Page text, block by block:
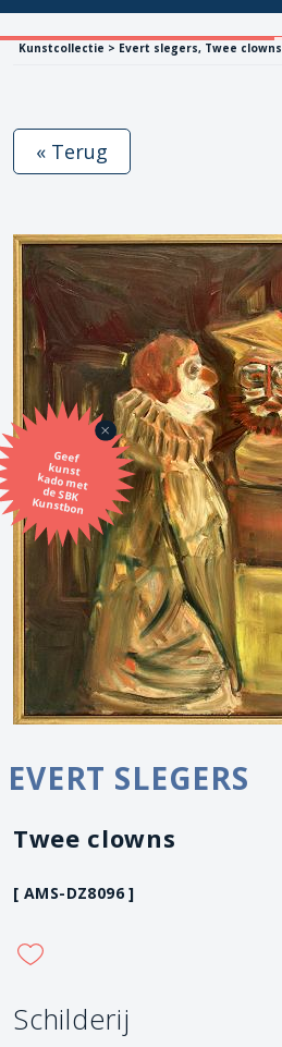
Kunstcollectie > Evert slegers, Twee clowns
Geef
kunst
kado met
de SBK
Kunstbon
« Terug
EVERT SLEGERS
Twee clowns
[ AMS-DZ8096 ]
Schilderij